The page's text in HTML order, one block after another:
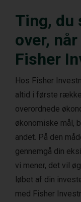
Ting, du
over,
Fisher
Hos Fisher
altid i første
overordnede
økonomiske mål,
andet. På den
gennemgå din
vi mener, det vil
løbet af din
med Fisher